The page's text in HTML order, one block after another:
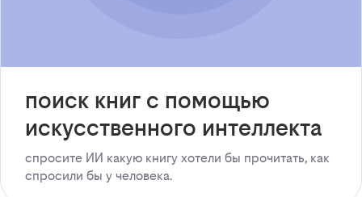
поиск книг с помощью
искусственного интеллекта
спросите ИИ какую книгу хотели бы прочитать, как
спросили бы у человека.